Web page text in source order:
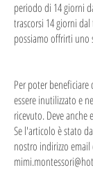
periodo di 14 giorni
trascorsi 14 giorni
possiamo offrirti
Per poter
essere inutilizzato e
ricevuto. Deve anche
Se l'articolo è stato
nostro indirizzo